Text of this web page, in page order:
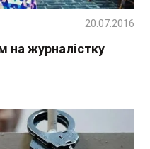
на журналістку
20.07.2016